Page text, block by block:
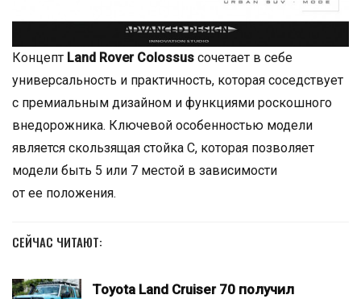
Концепт Land Rover Colossus сочетает в себе
универсальность и практичность, которая соседствует
с премиальным дизайном и функциями роскошного
внедорожника. Ключевой особенностью модели
является скользящая стойка С, которая позволяет
модели быть 5 или 7 местой в зависимости
от ее положения.
СЕЙЧАС ЧИТАЮТ:
Toyota Land Cruiser 70 получил